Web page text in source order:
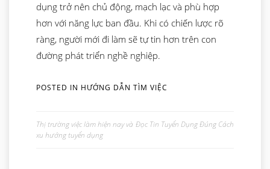
dụng trở nên chủ động, mạch lạc và phù hợp
hơn với năng lực ban đầu. Khi có chiến lược rõ
ràng, người mới đi làm sẽ tự tin hơn trên con
đường phát triển nghề nghiệp.
POSTED IN HƯỚNG DẪN TÌM VIỆC
Điều
Thị trường việc làm hiện nay và
xu hướng tuyển dụng
Đọc Tin Tuyển Dụng Đúng Cách